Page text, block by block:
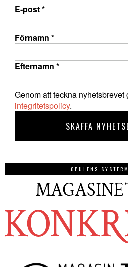
E-post*
Förnamn *
Efternamn *
Genom att teckna
integritetspolicy.
OPULENS